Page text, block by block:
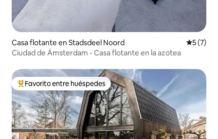
Casa flotante en Stadsdeel Noord
5 (7)
Ciudad de Ámsterdam - Casa flotante en la azotea
Favorito entre huéspedes preferido
Favorito entre huéspedes